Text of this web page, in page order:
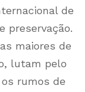
de
preservação.
maiores de
lutam pelo
rumos de